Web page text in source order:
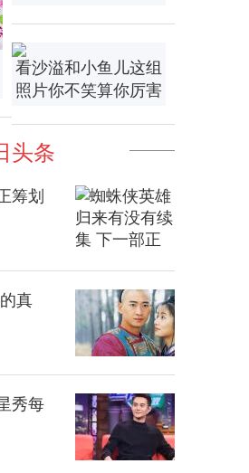
看沙溢和小鱼儿这组
照片你不笑算你厉害
头条
筹划
真
秀每